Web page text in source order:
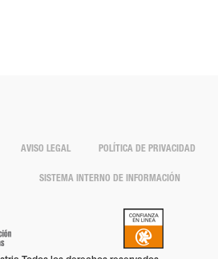
AVISO LEGAL POLÍTICA DE PRIVACIDAD
SISTEMA INTERNO DE INFORMACIÓN